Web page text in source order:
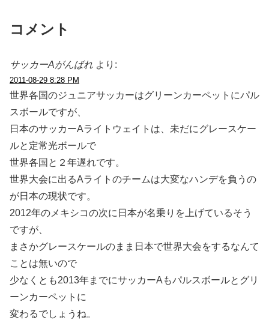
コメント
サッカーAがんばれ より:
2011-08-29 8:28 PM
世界各国のジュニアサッカーはグリーンカーペットにパル
スボールですが、
日本のサッカーAライトウェイトは、未だにグレースケー
ルと定常光ボールで
世界各国と２年遅れです。
世界大会に出るAライトのチームは大変なハンデを負うの
が日本の現状です。
2012年のメキシコの次に日本が名乗りを上げているそう
ですが、
まさかグレースケールのまま日本で世界大会をするなんて
ことは無いので
少なくとも2013年までにサッカーAもパルスボールとグリ
ーンカーペットに
変わるでしょうね。